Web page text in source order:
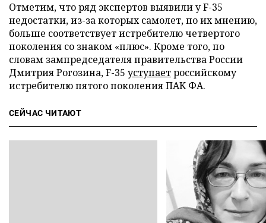
Отметим, что ряд экспертов выявили у F-35
недостатки, из-за которых самолет, по их мнению,
больше соответствует истребителю четвертого
поколения со знаком «плюс». Кроме того, по
словам зампредседателя правительства России
Дмитрия Рогозина, F-35 уступаетроссийскому
истребителю пятого поколенияПАК ФА.
СЕЙЧАС ЧИТАЮТ